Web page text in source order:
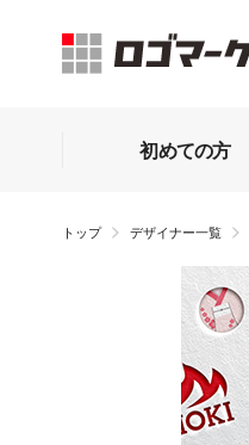
初めての方
トップ デザイナー一覧